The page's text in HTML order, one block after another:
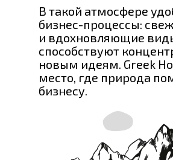
В такой атмосфере
бизнес-процессы:
и вдохновляющие
способствуют
новым идеям. Greek
место, где природа
бизнесу.